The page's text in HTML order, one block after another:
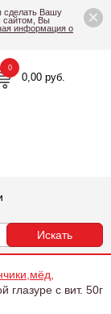
×
сделать Вашу
сайтом, Вы
информация о
0,00 руб.
0
глазуре с вит. 50г